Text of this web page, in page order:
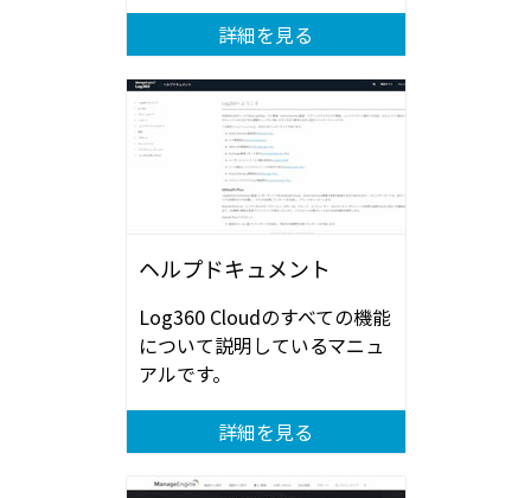
詳細を見る
ヘルプドキュメント
Log360 Cloudのすべての機能
について説明しているマニュ
アルです。
詳細を見る